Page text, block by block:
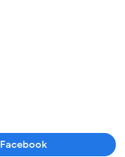
Facebook